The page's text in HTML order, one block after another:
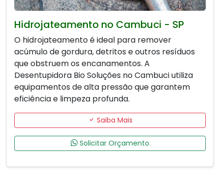
Hidrojateamento no Cambuci - SP
O hidrojateamento é ideal para remover
acúmulo de gordura, detritos e outros resíduos
que obstruem os encanamentos. A
Desentupidora Bio Soluções no Cambuci utiliza
equipamentos de alta pressão que garantem
eficiência e limpeza profunda.
Saiba Mais
Solicitar Orçamento